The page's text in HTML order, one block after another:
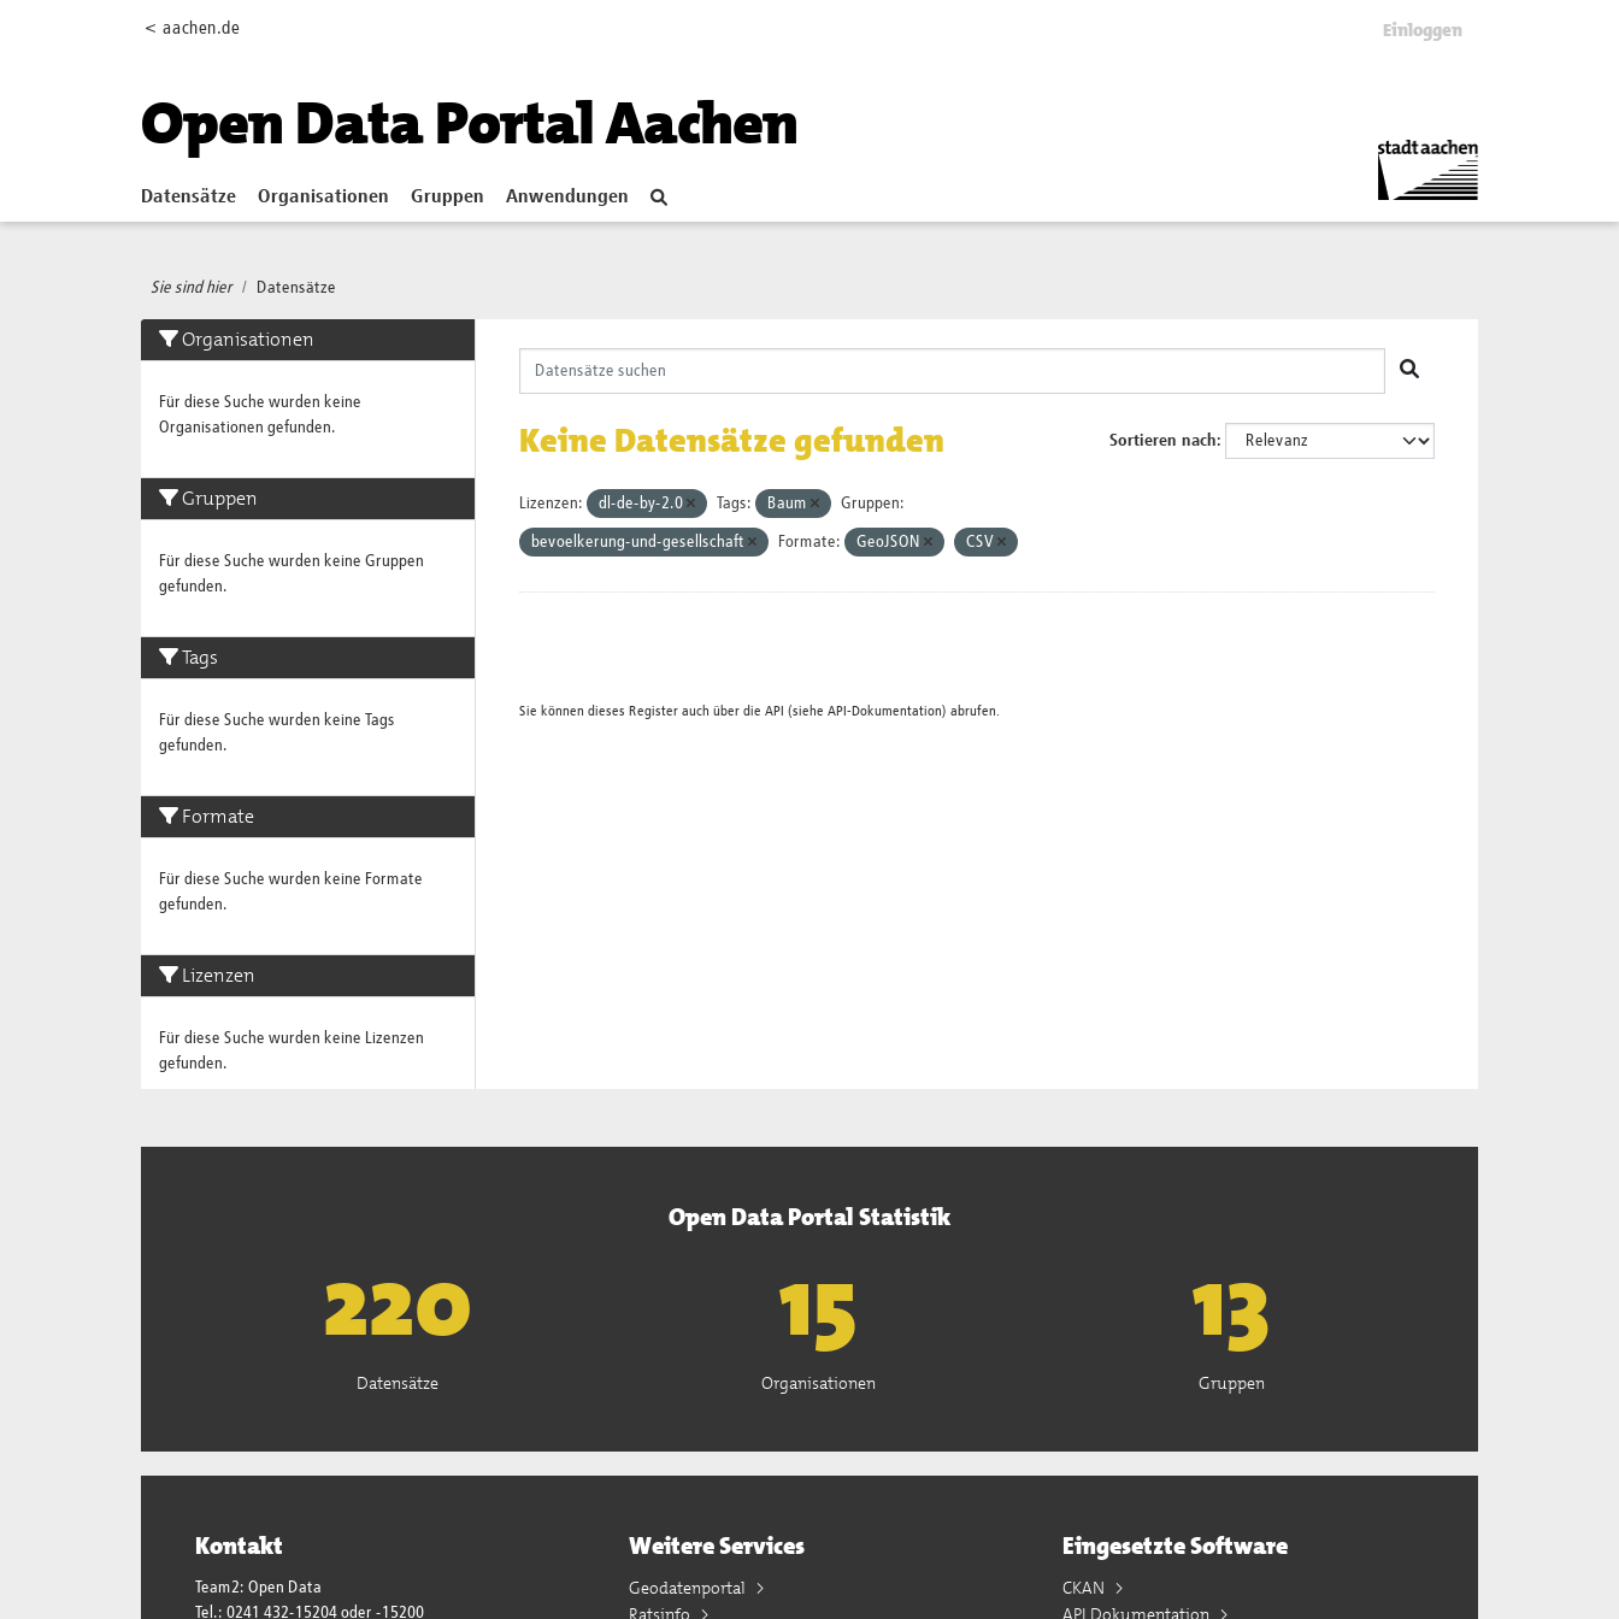
< aachen.de Einloggen
Open Data Portal Aachen
Datensätze Organisationen Gruppen Anwendungen
Sie sind hier Datensätze
Organisationen
Für diese Suche wurden keine
Organisationen gefunden.
Gruppen
Für diese Suche wurden keine Gruppen
gefunden.
Tags
Für diese Suche wurden keine Tags
gefunden.
Formate
Für diese Suche wurden keine Formate
gefunden.
Lizenzen
Für diese Suche wurden keine Lizenzen
gefunden.
Sortieren nach
Keine Datensätze gefunden
Lizenzen: dl-de-by-2.0 Tags: Baum Gruppen:
bevoelkerung-und-gesellschaft Formate: GeoJSON CSV
Sie können dieses Register auch über die API (siehe API-Dokumentation) abrufen.
Open Data Portal Statistik
223
Datensätze
15
Organisationen
13
Gruppen
Kontakt
Team2: Open Data
Tel.: 0241 432-15204 oder -15200
Weitere Services
Geodatenportal
Ratsinfo
Eingesetzte Software
CKAN
API Dokumentation